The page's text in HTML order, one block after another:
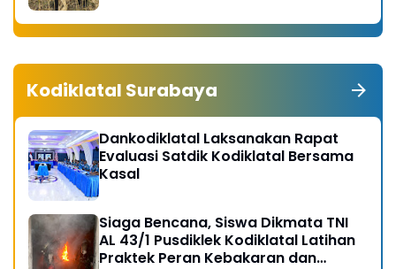
Kodiklatal Surabaya
Dankodiklatal Laksanakan Rapat
Evaluasi Satdik Kodiklatal Bersama
Kasal
Siaga Bencana, Siswa Dikmata TNI
AL 43/1 Pusdiklek Kodiklatal Latihan
Praktek Peran Kebakaran dan